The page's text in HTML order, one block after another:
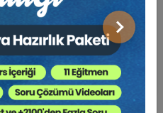
Sonraki
(Erken Kayıt
Sepete Ekle